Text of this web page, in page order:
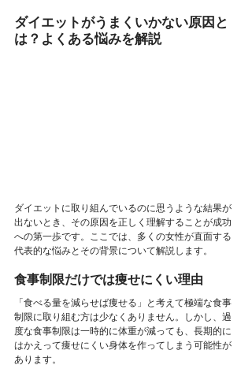
ダイエットがうまくいかない原因と
は？よくある悩みを解説
ダイエットに取り組んでいるのに思うような結果が
出ないとき、その原因を正しく理解することが成功
への第一歩です。ここでは、多くの女性が直面する
代表的な悩みとその背景について解説します。
食事制限だけでは痩せにくい理由
「食べる量を減らせば痩せる」と考えて極端な食事
制限に取り組む方は少なくありません。しかし、過
度な食事制限は一時的に体重が減っても、長期的に
はかえって痩せにくい身体を作ってしまう可能性が
あります。